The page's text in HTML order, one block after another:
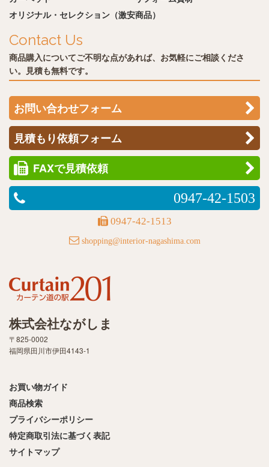
オリジナル・セレクション（激安商品）
Contact Us
商品購入についてご不明な点があれば、お気軽にご相談くださ
い。見積も無料です。
お問い合わせフォーム
見積もり依頼フォーム
FAXで見積依頼
0947-42-1503
0947-42-1513
shopping@interior-nagashima.com
株式会社ながしま
〒825-0002
福岡県田川市伊田4143-1
お買い物ガイド
商品検索
プライバシーポリシー
特定商取引法に基づく表記
サイトマップ